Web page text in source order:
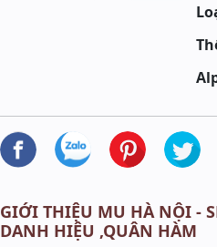
GIỚI THIỆU MU HÀ NỘI -
DANH HIỆU ,QUÂN HÀM